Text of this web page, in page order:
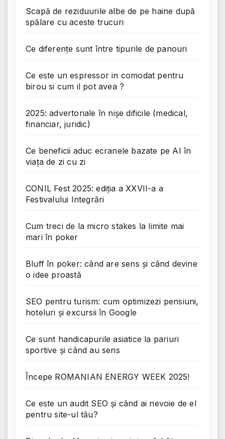
Scapă de reziduurile albe de pe haine după
spălare cu aceste trucuri
Ce diferențe sunt între tipurile de panouri
Ce este un espressor in comodat pentru
birou si cum il pot avea ?
2025: advertoriale în nișe dificile (medical,
financiar, juridic)
Ce beneficii aduc ecranele bazate pe AI în
viața de zi cu zi
CONIL Fest 2025: ediția a XXVII-a a
Festivalului Integrări
Cum treci de la micro stakes la limite mai
mari în poker
Bluff în poker: când are sens și când devine
o idee proastă
SEO pentru turism: cum optimizezi pensiuni,
hoteluri și excursii în Google
Ce sunt handicapurile asiatice la pariuri
sportive și când au sens
Începe ROMANIAN ENERGY WEEK 2025!
Ce este un audit SEO și când ai nevoie de el
pentru site-ul tău?